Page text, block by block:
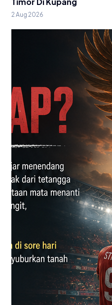
2 Aug 2026